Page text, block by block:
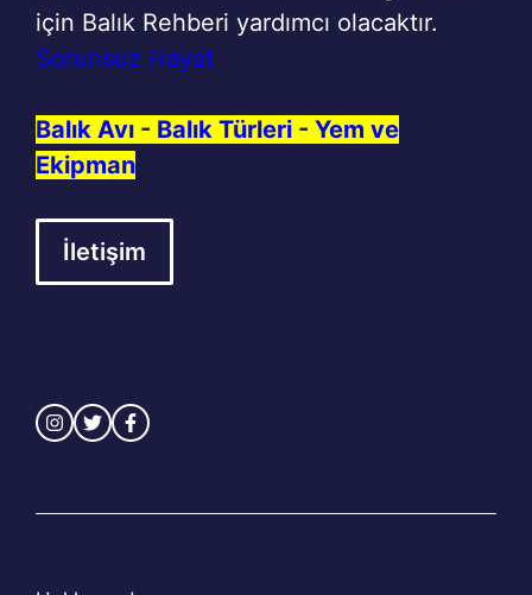
için Balık Rehberi yardımcı olacaktır.
Sorunsuz Hayat
Balık Avı - Balık Türleri - Yem ve
Ekipman
İletişim